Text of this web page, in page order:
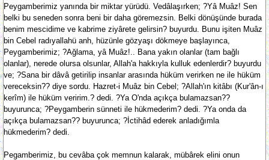
Peygamberimiz yanında bir miktar yürüdü. Vedâlaşırken; ?Yâ Muâz! Sen
belki bu seneden sonra beni bir daha göremezsin. Belki dönüşünde burada
benim mescidime ve kabrime ziyârete gelirsin? buyurdu. Bunu işiten Muâz
bin Cebel radıyallahü anh, hüzünle gözyaşı dökmeye başlayınca,
Peygamberimiz; ?Ağlama, yâ Muâz!.. Bana yakın olanlar (tam bağlı
olanlar), nerede olursa olsunlar, Allah'a hakkıyla kulluk edenlerdir? buyurdu
ve; ?Sana bir dâvâ getirilip insanlar arasında hüküm verirken ne ile hüküm
vereceksin?? diye sordu. Hazret-i Muâz bin Cebel; ?Allah'ın kitâbı (Kur'ân-ı
kerîm) ile hüküm veririm.? dedi. ?Ya O'nda açıkça bulamazsan??
buyurunca; ?Peygamberin sünneti ile hükmederim? dedi. ?Ya onda da
açıkça bulamazsan?? buyurunca; ?İctihâd ederek anladığımla
hükmederim? dedi.
Pegamberimiz, bu cevâba çok memnun kalarak, mübârek elini onun